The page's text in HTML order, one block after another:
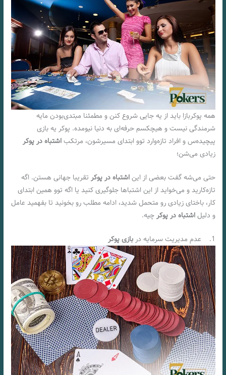
همه پوکربازا باید از یه جایی شروع کنن و مطمئنا مبتدی‌بودن مایه
شرمندگی نیست و هیچکسم حرفه‌ای به دنیا نیومده. پوکر یه بازی
پیچیده‌س و افراد تازه‌وارد توو ابتدای مسیرشون، مرتکباشتباه در پوکر
زیادی می‌شن؛
حتی می‌شه گفت بعضی از ایناشتباه در پوکر تقریبا جهانی هستن. اگه
تازه‌کارید و می‌خواید از این اشتباها جلوگیری کنید یا اگه توو همین ابتدای
کار، باختای زیادی رو متحمل شدید، ادامه مطلب رو بخونید تا بفهمید عامل
و دلیلاشتباه در پوکر چیه.
1. عدم مدیریت سرمایه در بازی پوکر